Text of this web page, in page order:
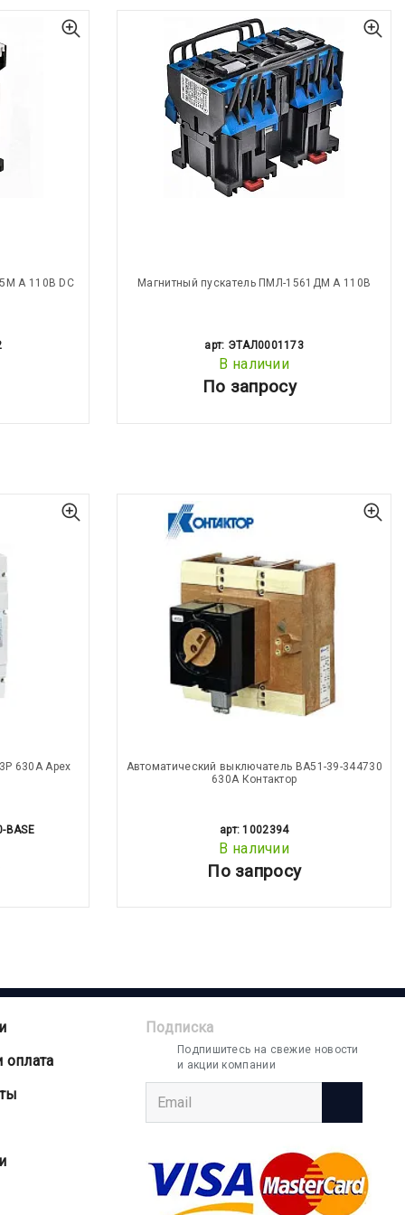
А 110В DC Магнитный пускатель ПМЛ-1561ДМ А 110В
арт: ЭТАЛ0001173
В наличии
По запросу
630А Apex
BASE
Автоматический выключатель ВА51-39-344730
630А Контактор
арт: 1002394
В наличии
По запросу
Подписка
Подпишитесь на свежие новости
и акции компании
оплата